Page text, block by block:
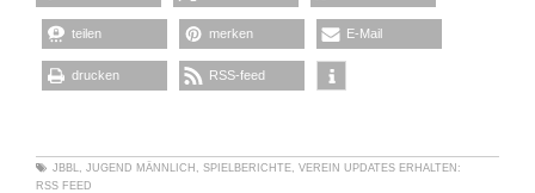
teilen merken E-Mail
drucken RSS-feed
JBBL, JUGEND MÄNNLICH , SPIELBERICHTE, VEREIN UPDATES ERHALTEN:
RSS FEED